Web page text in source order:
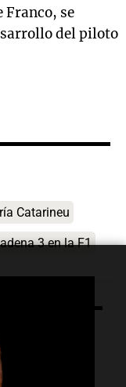
Franco, se
del piloto
Catarineu
3 en la F1